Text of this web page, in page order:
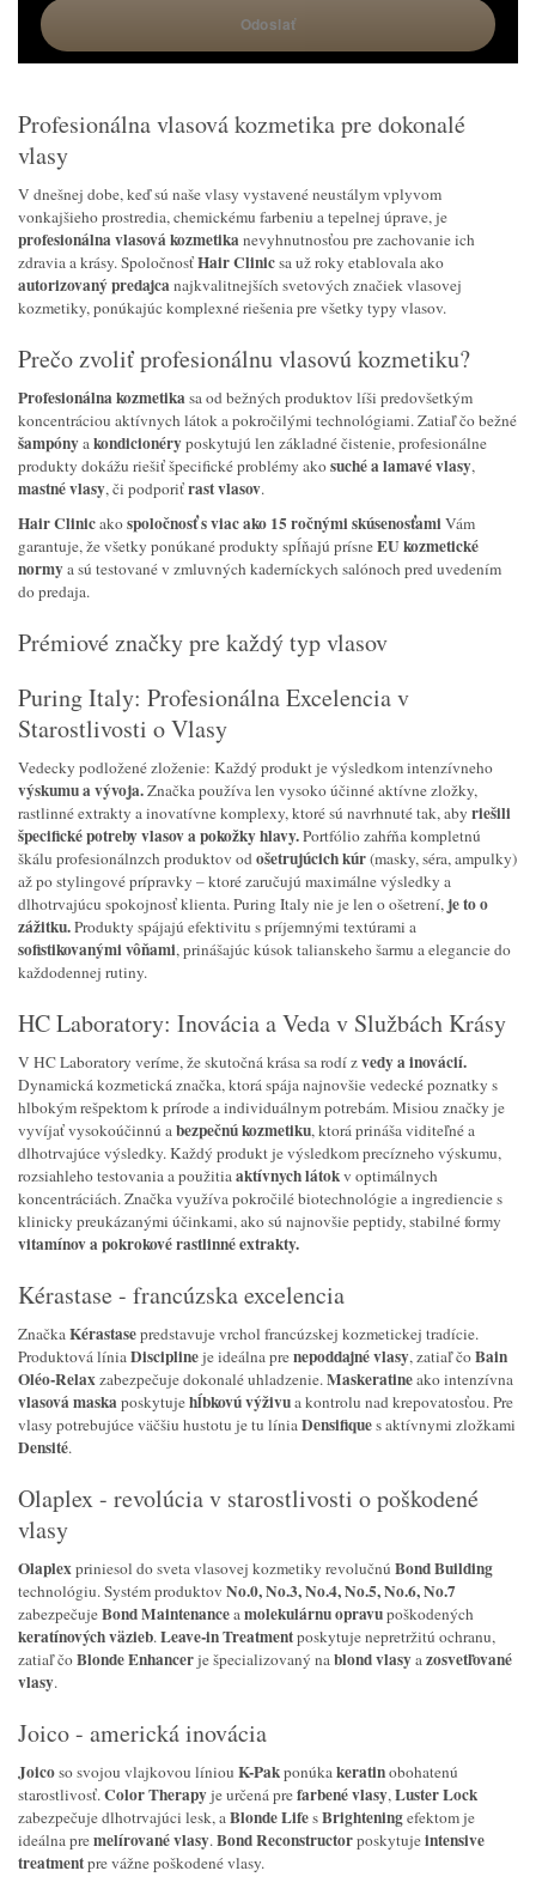
Profesionálna vlasová kozmetika pre dokonalé
vlasy
V dnešnej dobe, keď sú naše vlasy vystavené neustálym vplyvom
vonkajšieho prostredia, chemickému farbeniu a tepelnej úprave, je
profesionálna vlasová kozmetikanevyhnutnosťou pre zachovanie ich
zdravia a krásy. SpoločnosťHair Clinicsa už roky etablovala ako
autorizovaný predajcanajkvalitnejších svetových značiek vlasovej
kozmetiky, ponúkajúc komplexné riešenia pre všetky typy vlasov.
Prečo zvoliť profesionálnu vlasovú kozmetiku?
Profesionálna kozmetikasa od bežných produktov líši predovšetkým
koncentráciou aktívnych látok a pokročilými technológiami. Zatiaľ čo bežné
šampónyakondicionéryposkytujú len základné čistenie, profesionálne
produkty dokážu riešiť špecifické problémy akosuché a lamavé vlasy,
mastné vlasy, či podporiťrast vlasov.
Hair Clinicakospoločnosť s viac ako 15 ročnými skúsenosťamiVám
garantuje, že všetky ponúkané produkty spĺňajú prísneEU kozmetické
normya sú testované v zmluvných kaderníckych salónoch pred uvedením
do predaja.
Prémiové značky pre každý typ vlasov
Puring Italy: Profesionálna Excelencia v
Starostlivosti o Vlasy
Vedecky podložené zloženie: Každý produkt je výsledkom intenzívneho
výskumu a vývoja.Značka používa len vysoko účinné aktívne zložky,
rastlinné extrakty a inovatívne komplexy, ktoré sú navrhnuté tak, aby riešili
špecifické potreby vlasov a pokožky hlavy.Portfólio zahŕňa kompletnú
škálu profesionálnzch produktov odošetrujúcich kúr(masky, séra, ampulky)
až po stylingové prípravky – ktoré zaručujú maximálne výsledky a
dlhotrvajúcu spokojnosť klienta. Puring Italy nie je len o ošetrení, je to o
zážitku.Produkty spájajú efektivitu s príjemnými textúrami a
sofistikovanými vôňami, prinášajúc kúsok talianskeho šarmu a elegancie do
každodennej rutiny.
HC Laboratory: Inovácia a Veda v Službách Krásy
V HC Laboratory veríme, že skutočná krása sa rodí zvedy a inovácií.
Dynamická kozmetická značka, ktorá spája najnovšie vedecké poznatky s
hlbokým rešpektom k prírode a individuálnym potrebám. Misiou značky je
vyvíjať vysokoúčinnú abezpečnú kozmetiku, ktorá prináša viditeľné a
dlhotrvajúce výsledky. Každý produkt je výsledkom precízneho výskumu,
rozsiahleho testovania a použitiaaktívnych látokv optimálnych
koncentráciách. Značka využíva pokročilé biotechnológie a ingrediencie s
klinicky preukázanými účinkami, ako sú najnovšie peptidy, stabilné formy
vitamínov a pokrokové rastlinné extrakty.
Kérastase - francúzska excelencia
ZnačkaKérastasepredstavuje vrchol francúzskej kozmetickej tradície.
Produktová líniaDisciplineje ideálna prenepoddajné vlasy, zatiaľ čoBain
Oléo-Relaxzabezpečuje dokonalé uhladzenie.Maskeratineako intenzívna
vlasová maskaposkytujehĺbkovú výživua kontrolu nad krepovatosťou. Pre
vlasy potrebujúce väčšiu hustotu je tu líniaDensifiques aktívnymi zložkami
Densité.
Olaplex - revolúcia v starostlivosti o poškodené
vlasy
Olaplexpriniesol do sveta vlasovej kozmetiky revolučnú Bond Building
technológiu. Systém produktov No.0, No.3, No.4, No.5, No.6, No.7
zabezpečujeBond Maintenanceamolekulárnu opravupoškodených
keratínových väzieb.Leave-in Treatmentposkytuje nepretržitú ochranu,
zatiaľ čoBlonde Enhancerje špecializovaný nablond vlasyazosvetľované
vlasy.
Joico - americká inovácia
Joicoso svojou vlajkovou líniou K-Pakponúkakeratinobohatenú
starostlivosť.Color Therapyje určená prefarbené vlasy,Luster Lock
zabezpečuje dlhotrvajúci lesk, aBlonde LifesBrighteningefektom je
ideálna premelírované vlasy.Bond Reconstructorposkytujeintensive
treatmentpre vážne poškodené vlasy.